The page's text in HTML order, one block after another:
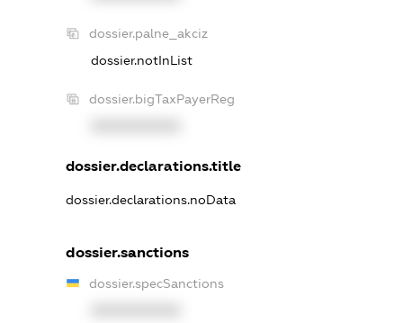
dossier.palne_akciz
dossier.notInList
dossier.bigTaxPayerReg
dossier.declarations.title
dossier.declarations.noData
dossier.sanctions
dossier.specSanctions